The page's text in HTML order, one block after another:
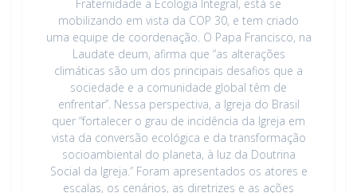
Fraternidade a Ecologia Integral, está se
mobilizando em vista da COP 30, e tem criado
uma equipe de coordenação. O Papa Francisco, na
Laudate deum, afirma que “as alterações
climáticas são um dos principais desafios que a
sociedade e a comunidade global têm de
enfrentar”. Nessa perspectiva, a Igreja do Brasil
quer “fortalecer o grau de incidência da Igreja em
vista da conversão ecológica e da transformação
socioambiental do planeta, à luz da Doutrina
Social da Igreja.” Foram apresentados os atores e
escalas, os cenários, as diretrizes e as ações